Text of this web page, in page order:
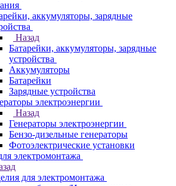
аккумуляторы, зарядные
Назад
Батарейки, аккумуляторы, зарядные
устройства
Аккумуляторы
Батарейки
Зарядные устройства
электроэнергии
Назад
Генераторы электроэнергии
Бензо-дизельные генераторы
Фотоэлектрические установки
электромонтажа
для электромонтажа